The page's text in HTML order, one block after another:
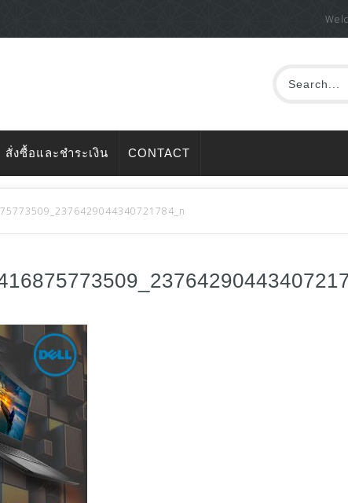
สั่งซื้อและชำระเงิน CONTACT